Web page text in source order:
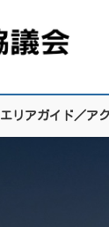
エリアガイド／ア